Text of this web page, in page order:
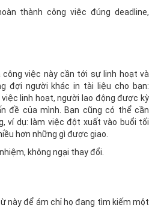
thành công việc đúng deadline,
công việc này cần tới sự linh hoạt và
đợi người khác in tài liệu cho bạn:
linh hoạt, người lao động được kỳ
đề của mình. Bạn cũng có thể cần
ví dụ: làm việc đột xuất vào buổi tối
hơn những gì được giao.
không ngại thay đổi.
này để ám chỉ họ đang tìm kiếm một